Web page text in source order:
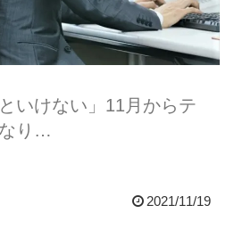
いけない」11月からテ
り…
2021/11/19